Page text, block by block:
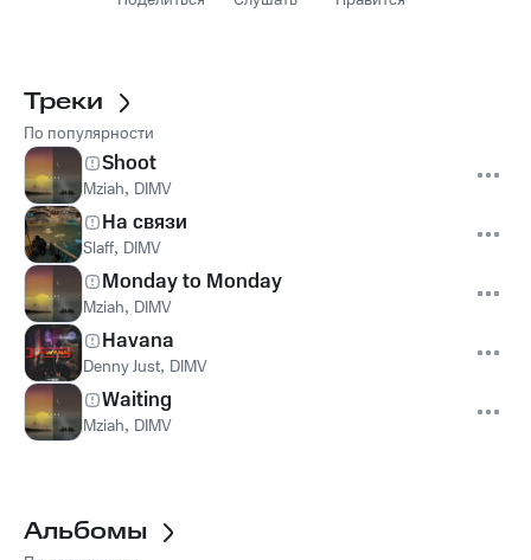
Треки
По популярности
Shoot
Mziah, DIMV
На связи
Slaff, DIMV
Monday to Monday
Mziah, DIMV
Havana
Denny Just, DIMV
Waiting
Mziah, DIMV
Альбомы